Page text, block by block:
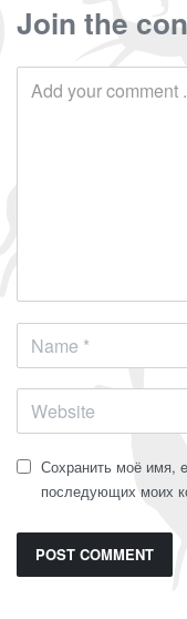
Join the
Сохранить моё имя,
последующих моих